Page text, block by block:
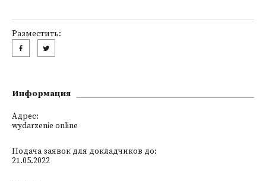
Разместить:
Информация
Адрес:
wydarzenie online
Подача заявок для докладчиков до:
21.05.2022